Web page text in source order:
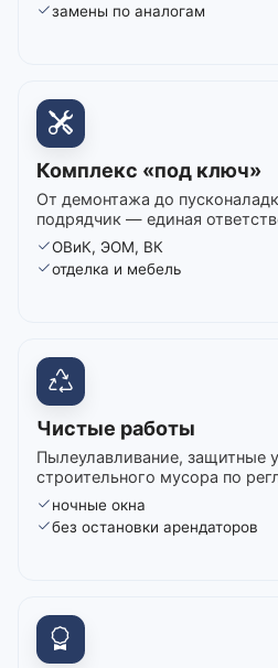
замены по аналогам
Комплекс «под ключ»
От демонтажа до
подрядчик — единая
ОВиК, ЭОМ, ВК
отделка и мебель
Чистые работы
Пылеулавливание, защитные
строительного мусора по
ночные окна
без остановки арендаторов